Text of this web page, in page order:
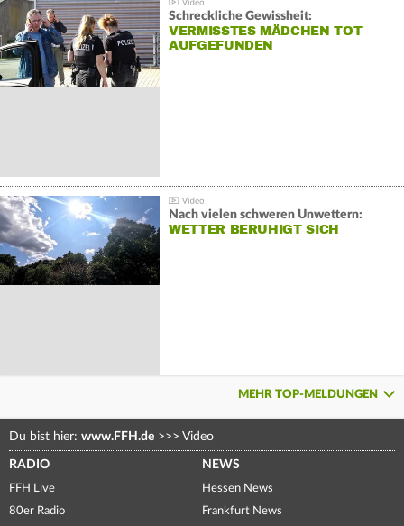
Schreckliche Gewissheit:
VERMISSTES MÄDCHEN TOT
AUFGEFUNDEN
Nach vielen schweren Unwettern:
WETTER BERUHIGT SICH
MEHR TOP-MELDUNGEN
Du bist hier: www.FFH.de >>> Video
RADIO
FFH Live
80er Radio
NEWS
Hessen News
Frankfurt News